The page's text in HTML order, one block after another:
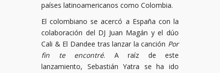
países latinoamericanos como Colombia.
El colombiano se acercó a España con la
colaboración del DJ Juan Magán y el dúo
Cali & El Dandee tras lanzar la canción Por
fin te encontré. A raíz de este
lanzamiento, Sebastián Yatra se ha ido